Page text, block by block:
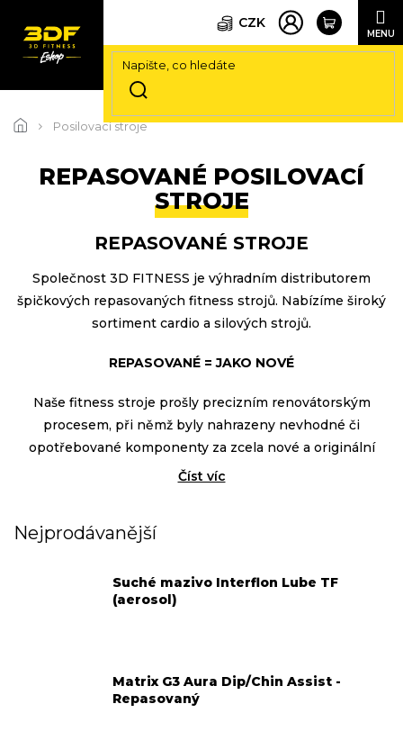
na
CZK
Posilovací stroje
REPASOVANÉ POSILOVACÍ
STROJE
REPASOVANÉ STROJE
Společnost 3D FITNESS je výhradním distributorem
špičkových repasovaných fitness strojů. Nabízíme široký
sortiment cardio a silových strojů.
REPASOVANÉ = JAKO NOVÉ
Naše fitness stroje prošly precizním renovátorským
procesem, při němž byly nahrazeny nevhodné či
opotřebované komponenty za zcela nové a originální
náhradní díly. Repasované stroje jsou jako nové a platí na
Číst víc
Nejprodávanější
Suché mazivo Interflon Lube TF
(aerosol)
Matrix G3 Aura Dip/Chin Assist -
Repasovaný